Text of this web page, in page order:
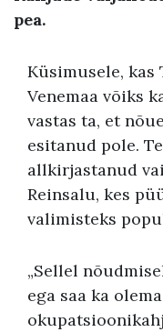
pea.
Küsimusele, kas
Venemaa võiks
vastas ta, et
esitanud pole.
allkirjastanud
Reinsalu, kes
valimisteks
„Sellel
ega saa ka